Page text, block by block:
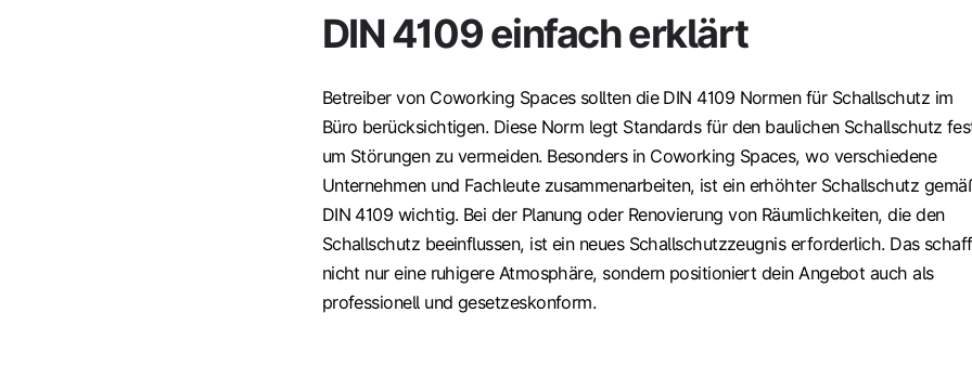
DIN 4109 einfach erklärt
Betreiber von Coworking Spaces sollten die DIN 4109 Normen für Schallschutz im
Büro berücksichtigen. Diese Norm legt Standards für den baulichen Schallschutz
um Störungen zu vermeiden. Besonders in Coworking Spaces, wo verschiedene
Unternehmen und Fachleute zusammenarbeiten, ist ein erhöhter Schallschutz
DIN 4109 wichtig. Bei der Planung oder Renovierung von Räumlichkeiten, die den
Schallschutz beeinflussen, ist ein neues Schallschutzzeugnis erforderlich. Das
nicht nur eine ruhigere Atmosphäre, sondern positioniert dein Angebot auch als
professionell und gesetzeskonform.